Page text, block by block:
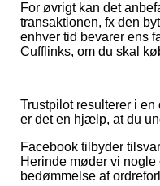
For øvrigt kan det
transaktionen, fx den
enhver tid bevarer ens
Cufflinks, om du skal
Trustpilot resulterer i
er det en hjælp, at du
Facebook tilbyder
Herinde møder vi
bedømmelse af